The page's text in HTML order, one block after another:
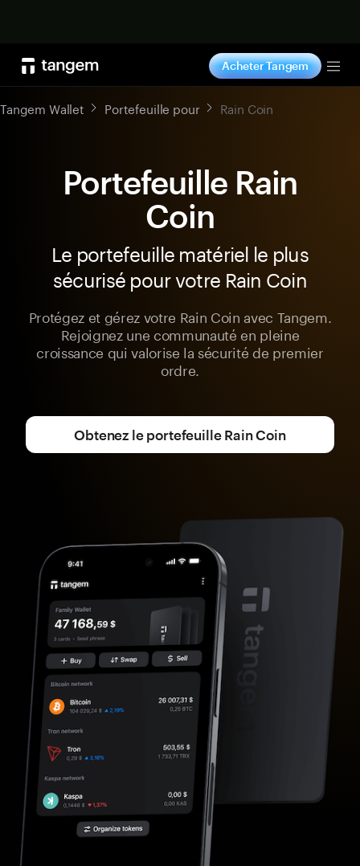
Acheter Tangem
Tangem Wallet Portefeuille pour Rain Coin
Portefeuille Rain
Coin
Le portefeuille matériel le plus
sécurisé pour votre Rain Coin
Protégez et gérez votre Rain Coin avec Tangem.
Rejoignez une communauté en pleine
croissance qui valorise la sécurité de premier
ordre.
Obtenez le portefeuille Rain Coin